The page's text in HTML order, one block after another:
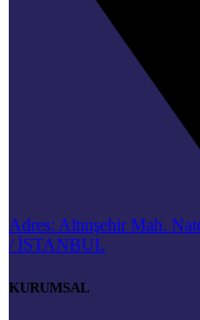
Adres: Altınşehir Mah.
/ İSTANBUL
KURUMSAL